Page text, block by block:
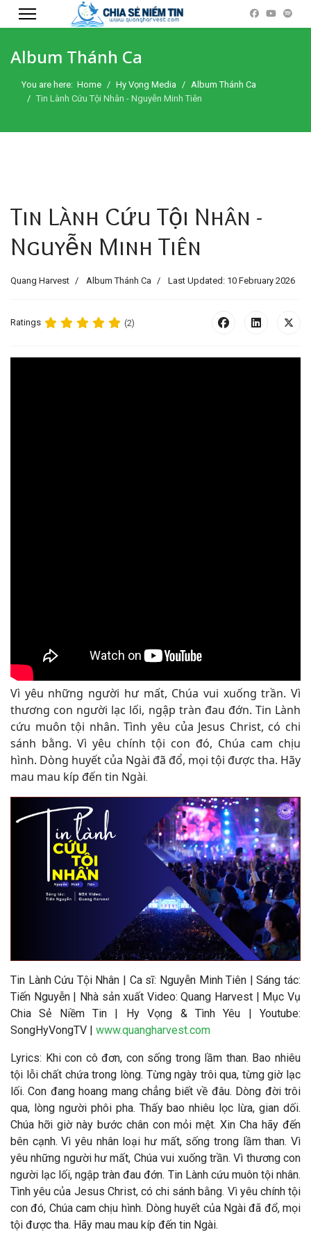
Album Thánh Ca
You are here: Home Hy Vọng Media
Album Thánh Ca
Tin Lành Cứu Tội Nhân - Nguyễn Minh Tiên
Tin Lành Cứu Tội Nhân -
Nguyễn Minh Tiên
Quang Harvest Album Thánh Ca Last Updated: 10 February 2026
Ratings (2)
Vì yêu những người hư mất, Chúa vui xuống trần. Vì
thương con người lạc lối, ngập tràn đau đớn. Tin Lành
cứu muôn tội nhân. Tình yêu của Jesus Christ, có chi
sánh bằng. Vì yêu chính tội con đó, Chúa cam chịu
hình. Dòng huyết của Ngài đã đổ, mọi tội được tha. Hãy
mau mau kíp đến tin Ngài.
Tin Lành Cứu Tội Nhân | Ca sĩ: Nguyễn Minh Tiên |Sáng tác:
Tiến Nguyễn | Nhà sản xuất Video: Quang Harvest | Mục Vụ
Chia Sẻ Niềm Tin | Hy Vọng & Tình Yêu | Youtube:
SongHyVongTV | www.quangharvest.com
Lyrics: Khi con cô đơn, con sống trong lầm than. Bao nhiêu
tội lỗi chất chứa trong lòng. Từng ngày trôi qua, từng giờ lạc
lối. Con đang hoang mang chẳng biết về đâu. Dòng đời trôi
qua, lòng người phôi pha. Thấy bao nhiêu lọc lừa, gian dối.
Chúa hỡi giờ này bước chân con mỏi mệt. Xin Cha hãy đến
bên cạnh. Vì yêu nhân loại hư mất, sống trong lầm than. Vì
yêu những người hư mất, Chúa vui xuống trần. Vì thương con
người lạc lối, ngập tràn đau đớn. Tin Lành cứu muôn tội nhân.
Tình yêu của Jesus Christ, có chi sánh bằng. Vì yêu chính tội
con đó, Chúa cam chịu hình. Dòng huyết của Ngài đã đổ, mọi
tội được tha. Hãy mau mau kíp đến tin Ngài.